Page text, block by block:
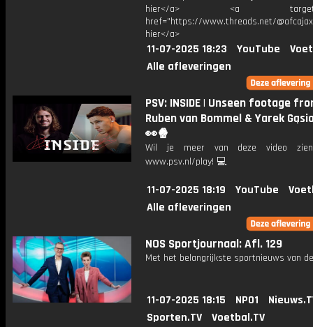
hier</a> <a
href="https://www.threads.net/
hier</a>
11-07-2025 18:23 YouTube
Alle afleveringen
PSV: INSIDE | Unseen footage
Ruben van Bommel & Yarek
👀🍿
Wil je meer van deze video
www.psv.nl/play! 💻
11-07-2025 18:19 YouTube
Alle afleveringen
NOS Sportjournaal: Afl. 129
Met het belangrijkste sportnieuws van
11-07-2025 18:15 NPO1
Sporten.TV
Voetbal.TV